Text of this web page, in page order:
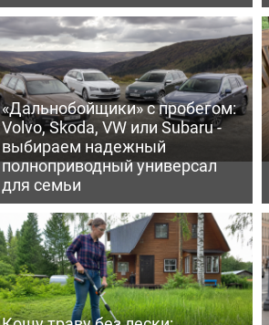
«Дальнобойщики» с пробегом:
Volvo, Skoda, VW или Subaru -
выбираем надежный
полноприводный универсал
для семьи